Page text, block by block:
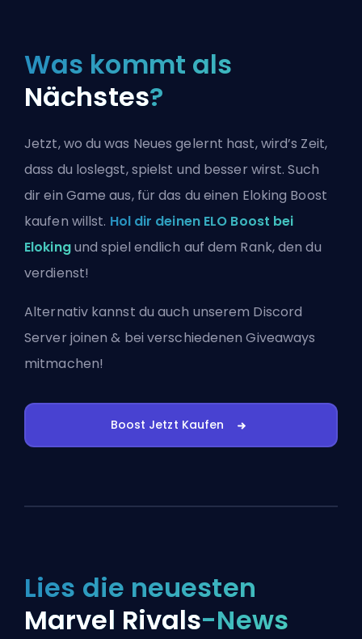
Was kommt als
Nächstes?
Jetzt, wo du was Neues gelernt hast, wird’s Zeit,
dass du loslegst, spielst und besser wirst. Such
dir ein Game aus, für das du einen Eloking Boost
kaufen willst. Hol dir deinen ELO Boost bei
Elokingund spiel endlich auf dem Rank, den du
verdienst!
Alternativ kannst du auch unserem Discord
Server joinen & bei verschiedenen Giveaways
mitmachen!
Boost Jetzt Kaufen
Lies die neuesten
Marvel Rivals-News